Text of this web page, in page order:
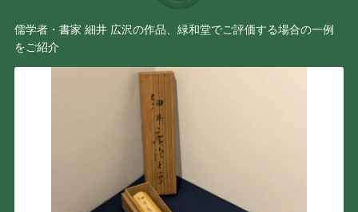
儒学者・書家 細井 広沢の作品、緑和堂でご評価する場合の一例
をご紹介